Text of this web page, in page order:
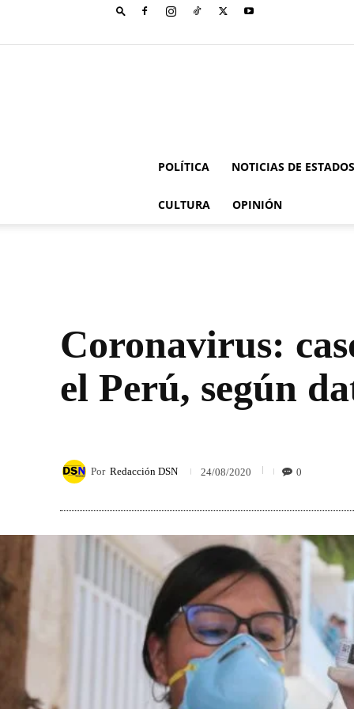
POLÍTICA NOTICIAS DE
CULTURA OPINIÓN
Coronavirus:
el Perú, según
Por Redacción DSN 24/08/2020 0